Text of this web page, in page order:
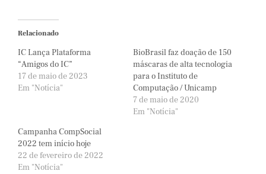
Relacionado
IC Lança Plataforma
“Amigos do IC”
17 de maio de 2023
Em "Notícia"
BioBrasil faz doação de 150
máscaras de alta tecnologia
para o Instituto de
Computação / Unicamp
7 de maio de 2020
Em "Notícia"
Campanha CompSocial
2022 tem início hoje
22 de fevereiro de 2022
Em "Notícia"